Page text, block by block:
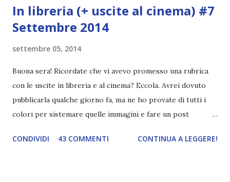
In libreria (+ uscite al cinema) #7
Settembre 2014
settembre 05, 2014
Buona sera! Ricordate che vi avevo promesso una rubrica
con le uscite in libreria e al cinema? Eccola. Avrei dovuto
pubblicarla qualche giorno fa, ma ne ho provate di tutti i
colori per sistemare quelle immagini e fare un post
leggere la trama cliccate sulla copertina. Vi ho segnalato
CONDIVIDI 43 COMMENTI CONTINUA A LEGGERE!